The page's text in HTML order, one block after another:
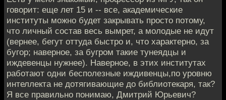
говорит: еще лет 15 и -- все, академические
институты можно будет закрывать просто потому,
что личный состав весь вымрет, а молодые не идут
(вернее, бегут оттуда быстро и, что характерно, за
бугор; наверное, за бугром такие тунеядцы и
иждевенцы нужнее). Наверное, в этих институтах
работают одни бесполезные иждивенцы,по уровню
интеллекта не дотягивающие до библиотекаря, так?
Я все правильно понимаю, Дмитрий Юрьевич?